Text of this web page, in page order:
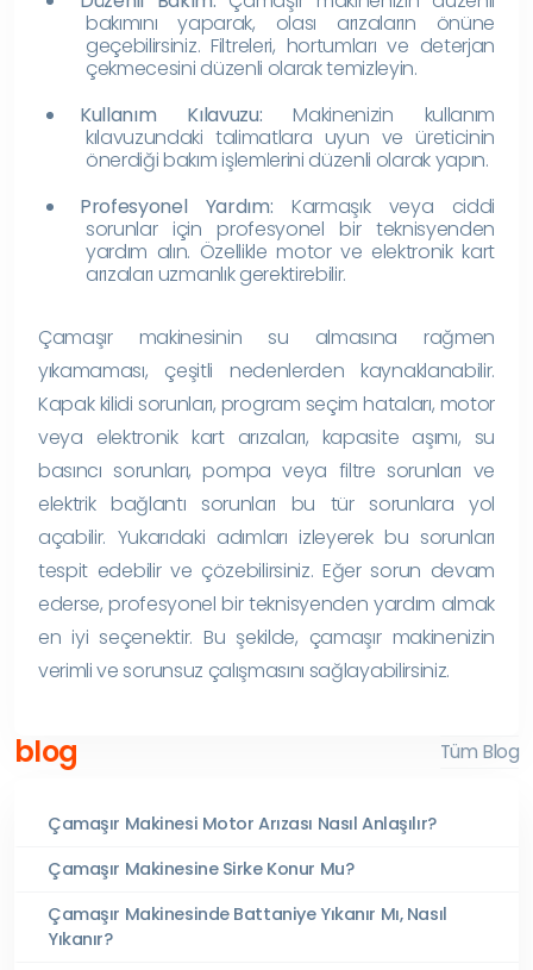
bakımını yaparak, olası arızaların önüne
geçebilirsiniz. Filtreleri, hortumları ve deterjan
çekmecesini düzenli olarak temizleyin.
Kullanım Kılavuzu: Makinenizin kullanım
kılavuzundaki talimatlara uyun ve üreticinin
önerdiği bakım işlemlerini düzenli olarak yapın.
Profesyonel Yardım: Karmaşık veya ciddi
sorunlar için profesyonel bir teknisyenden
yardım alın. Özellikle motor ve elektronik kart
arızaları uzmanlık gerektirebilir.
Çamaşır makinesinin su almasına rağmen
yıkamaması, çeşitli nedenlerden kaynaklanabilir.
Kapak kilidi sorunları, program seçim hataları, motor
veya elektronik kart arızaları, kapasite aşımı, su
basıncı sorunları, pompa veya filtre sorunları ve
elektrik bağlantı sorunları bu tür sorunlara yol
açabilir. Yukarıdaki adımları izleyerek bu sorunları
tespit edebilir ve çözebilirsiniz. Eğer sorun devam
ederse, profesyonel bir teknisyenden yardım almak
en iyi seçenektir. Bu şekilde, çamaşır makinenizin
verimli ve sorunsuz çalışmasını sağlayabilirsiniz.
blog Tüm Blog
Çamaşır Makinesi Motor Arızası Nasıl Anlaşılır?
Çamaşır Makinesine Sirke Konur Mu?
Çamaşır Makinesinde Battaniye Yıkanır Mı, Nasıl
Yıkanır?